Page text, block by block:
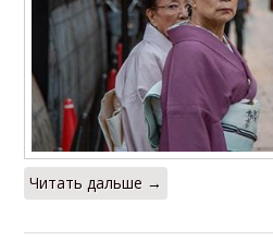
Читать дальше →